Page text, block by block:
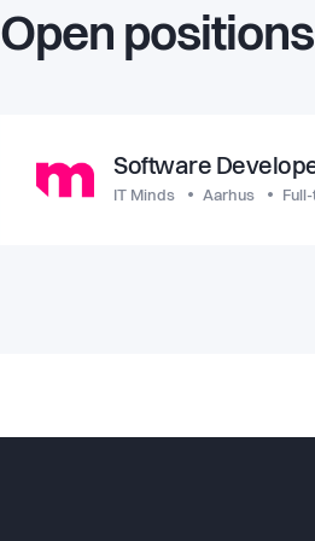
Open
Software
IT Minds Aarhus